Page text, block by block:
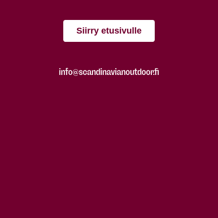
Siirry etusivulle
info@scandinavianoutdoor.fi